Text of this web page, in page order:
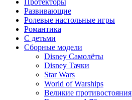
Протекторы
Развивающие
Ролевые настольные игры
Романтика
С детьми
Сборные модели
Disney Самолёты
Disney Тачки
Star Wars
World of Warships
Великие противостояния